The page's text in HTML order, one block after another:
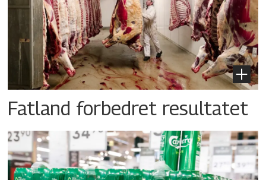
Fatland forbedret resultatet